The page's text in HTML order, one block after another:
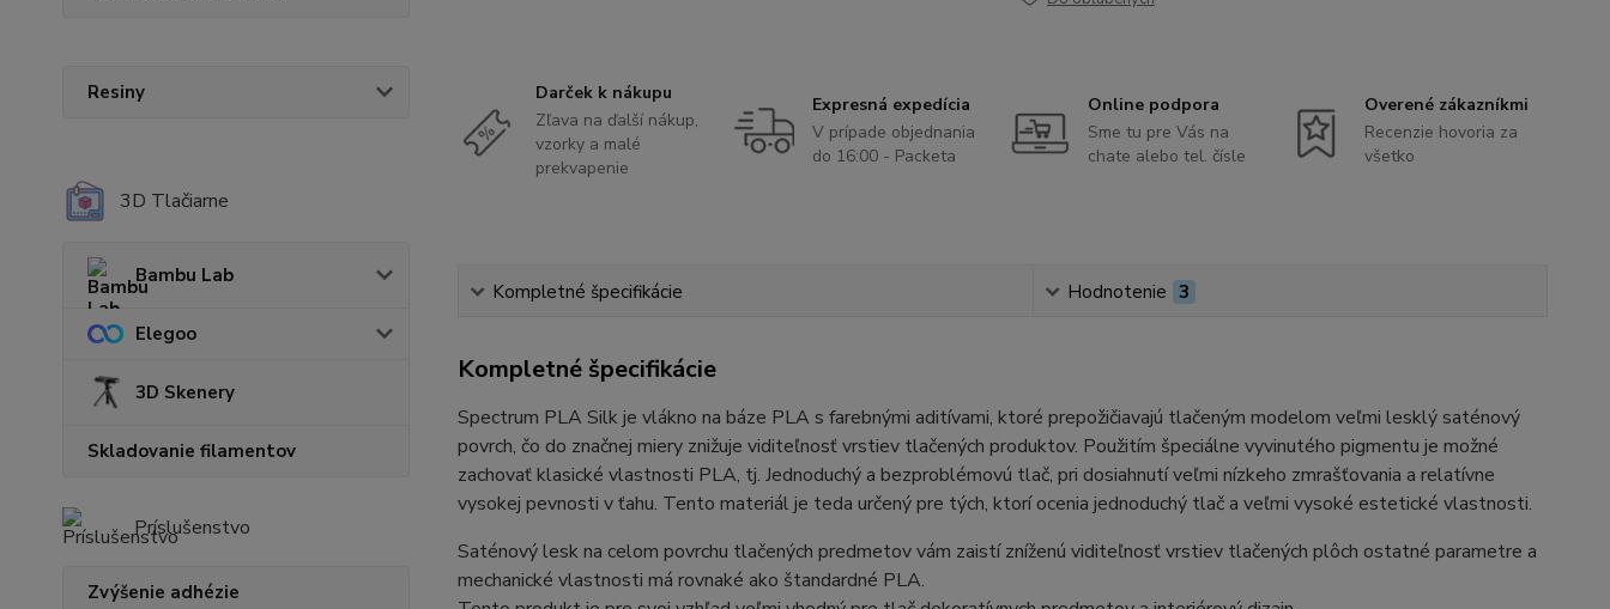
Resiny
3D Tlačiarne
Bambu Lab
Elegoo
3D Skenery
Skladovanie filamentov
Príslušenstvo
Zvýšenie adhézie
Darček k nákupu
Zľava na ďalší nákup,
vzorky a malé
prekvapenie
Expresná expedícia
V prípade objednania
do 16:00 - Packeta
Online podpora
Sme tu pre Vás na
chate alebo tel. čísle
Overené zákazníkmi
Recenzie hovoria za
všetko
Kompletné špecifikácie Hodnotenie 3
Kompletné špecifikácie
Spectrum PLA Silk je vlákno na báze PLA s farebnými aditívami, ktoré prepožičiavajú tlačeným modelom veľmi lesklý saténový
povrch, čo do značnej miery znižuje viditeľnosť vrstiev tlačených produktov. Použitím špeciálne vyvinutého pigmentu je možné
zachovať klasické vlastnosti PLA, tj. Jednoduchý a bezproblémovú tlač, pri dosiahnutí veľmi nízkeho zmrašťovania a relatívne
vysokej pevnosti v ťahu. Tento materiál je teda určený pre tých, ktorí ocenia jednoduchý tlač a veľmi vysoké estetické vlastnosti.
Saténový lesk na celom povrchu tlačených predmetov vám zaistí zníženú viditeľnosť vrstiev tlačených plôch ostatné parametre a
mechanické vlastnosti má rovnaké ako štandardné PLA.